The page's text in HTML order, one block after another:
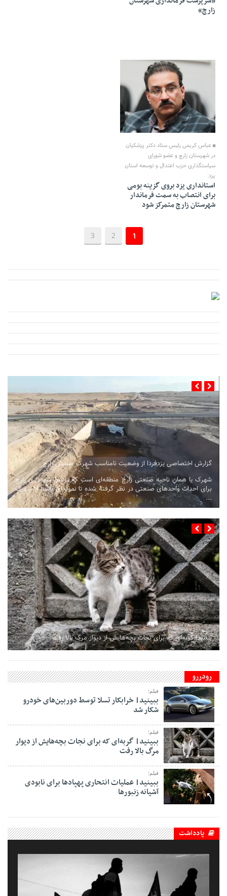
زارچ»
01 Azar 1403 - 15:43
عباس کریمی رئیس ستاد دکتر پزشکیان
در شهرستان زارچ و عضو شورای
سیاستگذاری حزب اعتدال و توسعه استان
یزد:
استانداری یزد بروی گزینه بومی
برای انتصاب به سمت فرماندار
شهرستان زارچ متمرکز شود
1
2
3
گزارش اختصاصی یزدفردا از وضعيت نامناسب شهرک صنعتی زارچ
شهرک یا همان ناحیه صنعتی زارچ منطقه‌ای است که توسط شهرداری زارچ
برای احداث واحدهای صنعتی در نظر گرفته شده تا نمونه‌ای باشد از شهرک
...
ببینید| گربه‌ای که برای نجات بچه‌هایش از دیوار مرگ بالا رفت
رودررو
فیلم؛
ببینید| خرابکار تسلا توسط دوربین‌های خودرو
شکار شد
فیلم؛
ببینید| گربه‌ای که برای نجات بچه‌هایش از دیوار
مرگ بالا رفت
فیلم؛
ببینید| عملیات انتحاری پهپادها برای نابودی
آشیانه زنبورها
یادداشت